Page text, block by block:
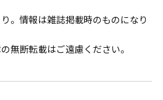
。情報は雑誌掲載時のものになり
無断転載はご遠慮ください。